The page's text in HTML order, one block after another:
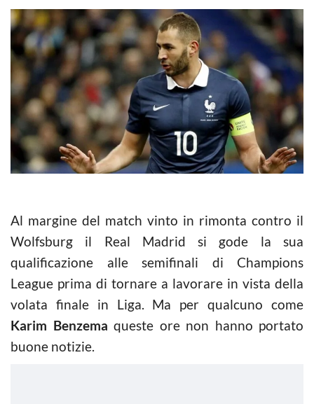
Al margine del match vinto in rimonta contro il
Wolfsburg il Real Madrid si gode la sua
qualificazione alle semifinali di Champions
League prima di tornare a lavorare in vista della
volata finale in Liga. Ma per qualcuno come
Karim Benzema queste ore non hanno portato
buone notizie.